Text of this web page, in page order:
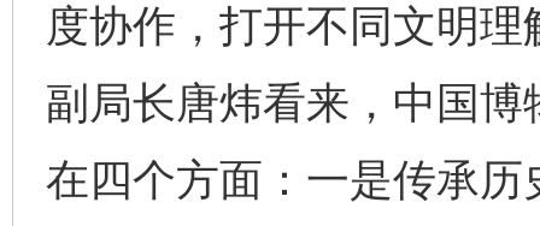
度协作，打开不同文明
副局长唐炜看来，中国
在四个方面：一是传承